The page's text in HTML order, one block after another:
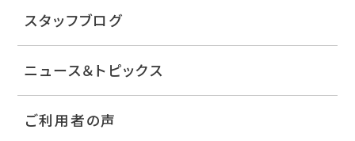
スタッフブログ
ニュース＆トピックス
ご利用者の声